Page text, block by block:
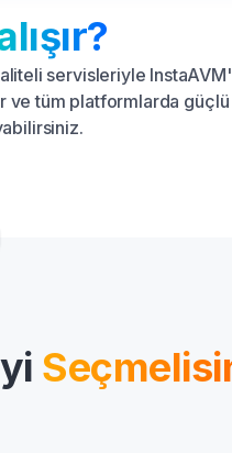
servisleriyle
ve tüm platformlarda